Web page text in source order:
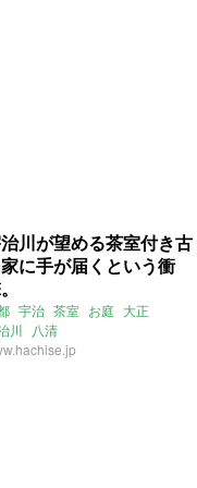
川が望める茶室付き古
に手が届くという衝
宇治 茶室 お庭 大正
川
八清